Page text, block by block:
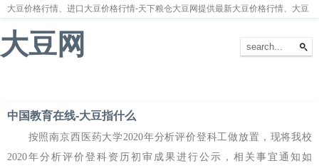
大豆价格行情、进口大豆价格行情-天下粮仓大豆网提供最新大豆价格行情、大豆
大豆网
中国教育在线-大豆指什么
按照南京西医药大学2020年分析评价登科工做放置，现将我校
2020年分析评价登科资历初审成果进行公示，相关事宜通知如